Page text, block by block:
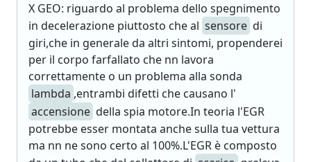
X GEO: riguardo al problema dello spegnimento
in decelerazione piuttosto che al sensore di
giri,che in generale da altri sintomi, propenderei
per il corpo farfallato che nn lavora
correttamente o un problema alla sonda
lambda ,entrambi difetti che causano l'
accensione della spia motore.In teoria l'EGR
potrebbe esser montata anche sulla tua vettura
ma nn ne sono certo al 100%.L'EGR è composto